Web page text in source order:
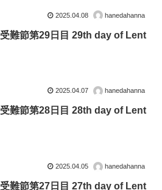
2025.04.08 hanedahanna
受難節第29日目 29th day of Lent
2025.04.07 hanedahanna
受難節第28日目 28th day of Lent
2025.04.05 hanedahanna
受難節第27日目 27th day of Lent